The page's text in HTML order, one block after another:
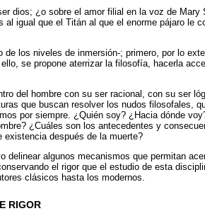
dios; ¿o sobre el amor filial en la voz de Mary
igual que el Titán al que el enorme pájaro le
de los niveles de inmersión-; primero, por lo
se propone aterrizar la filosofía, hacerla
del hombre con su ser racional, con su ser
que buscan resolver los nudos filosofales,
por siempre. ¿Quién soy? ¿Hacia dónde
¿Cuáles son los antecedentes y
existencia después de la muerte?
delinear algunos mecanismos que permitan
el rigor que el estudio de esta
clásicos hasta los modernos.
RIGOR